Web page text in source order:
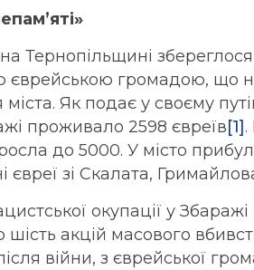
Тернопільщині збереглося
єврейською громадою, що
Як подає у своєму
проживало 2598 євреїв[1].
до 5000. У місто
євреї зі Скалата,
окупації у
акцій масового
війни, з єврейської